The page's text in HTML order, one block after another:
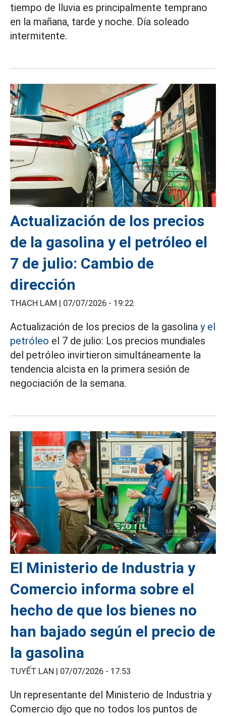
tiempo de lluvia es principalmente temprano
en la mañana, tarde y noche. Día soleado
intermitente.
Actualización de los precios
de la gasolina y el petróleo el
7 de julio: Cambio de
dirección
THẠCH LAM | 07/07/2026 - 19:22
Actualización de los precios de la gasolina y el
petróleo el 7 de julio: Los precios mundiales
del petróleo invirtieron simultáneamente la
tendencia alcista en la primera sesión de
negociación de la semana.
El Ministerio de Industria y
Comercio informa sobre el
hecho de que los bienes no
han bajado según el precio de
la gasolina
TUYẾT LAN | 07/07/2026 - 17:53
Un representante del Ministerio de Industria y
Comercio dijo que no todos los puntos de